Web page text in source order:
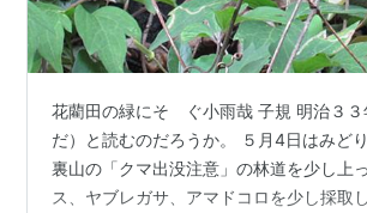
花藺田の緑にそゝぐ小雨哉 子規 明治３
だ）と読むのだろうか。 ５月4日はみど
裏山の「クマ出没注意」の林道を少し上
ス、ヤブレガサ、アマドコロを少し採取